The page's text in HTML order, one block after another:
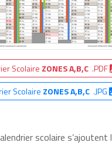
Scolaire ZONES A,B,C .PDF
Scolaire ZONES A,B,C.JPG
scolaire s’ajoutent